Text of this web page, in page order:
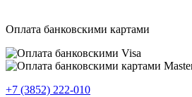
Оплата банковскими картами
+7 (3852) 222-010